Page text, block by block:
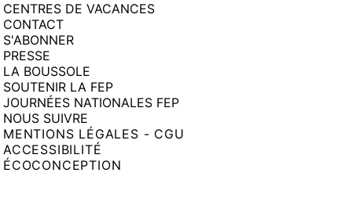
CENTRES DE VACANCES
CONTACT
S'ABONNER
PRESSE
LA BOUSSOLE
SOUTENIR LA FEP
JOURNÉES NATIONALES FEP
NOUS SUIVRE
MENTIONS LÉGALES - CGU
ACCESSIBILITÉ
ÉCOCONCEPTION